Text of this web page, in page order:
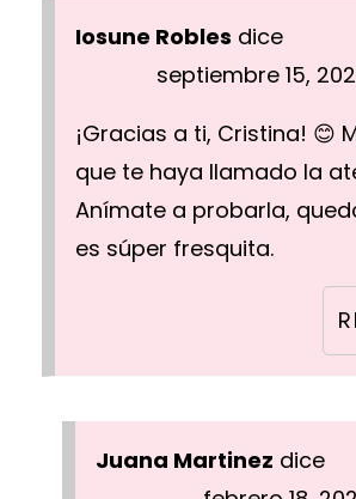
Iosune Robles dice
septiembre 15,
¡Gracias a ti, Cristina! 😊
que te haya llamado la
Anímate a probarla,
es súper fresquita.
Juana Martinez dice